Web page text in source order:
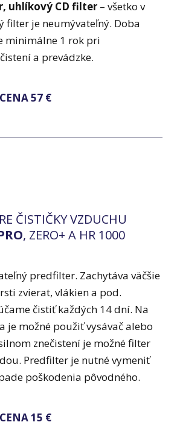
uhlíkový CD filter – všetko v
filter je neumývateľný. Doba
minimálne 1 rok pri
a prevádzke.
57 €
ČISTIČKY VZDUCHU
, ZERO+ A HR 1000
predfilter. Zachytáva väčšie
zvierat, vlákien a pod.
čistiť každých 14 dní. Na
je možné použiť vysávač alebo
znečistení je možné filter
Predfilter je nutné vymeniť
poškodenia pôvodného.
15 €